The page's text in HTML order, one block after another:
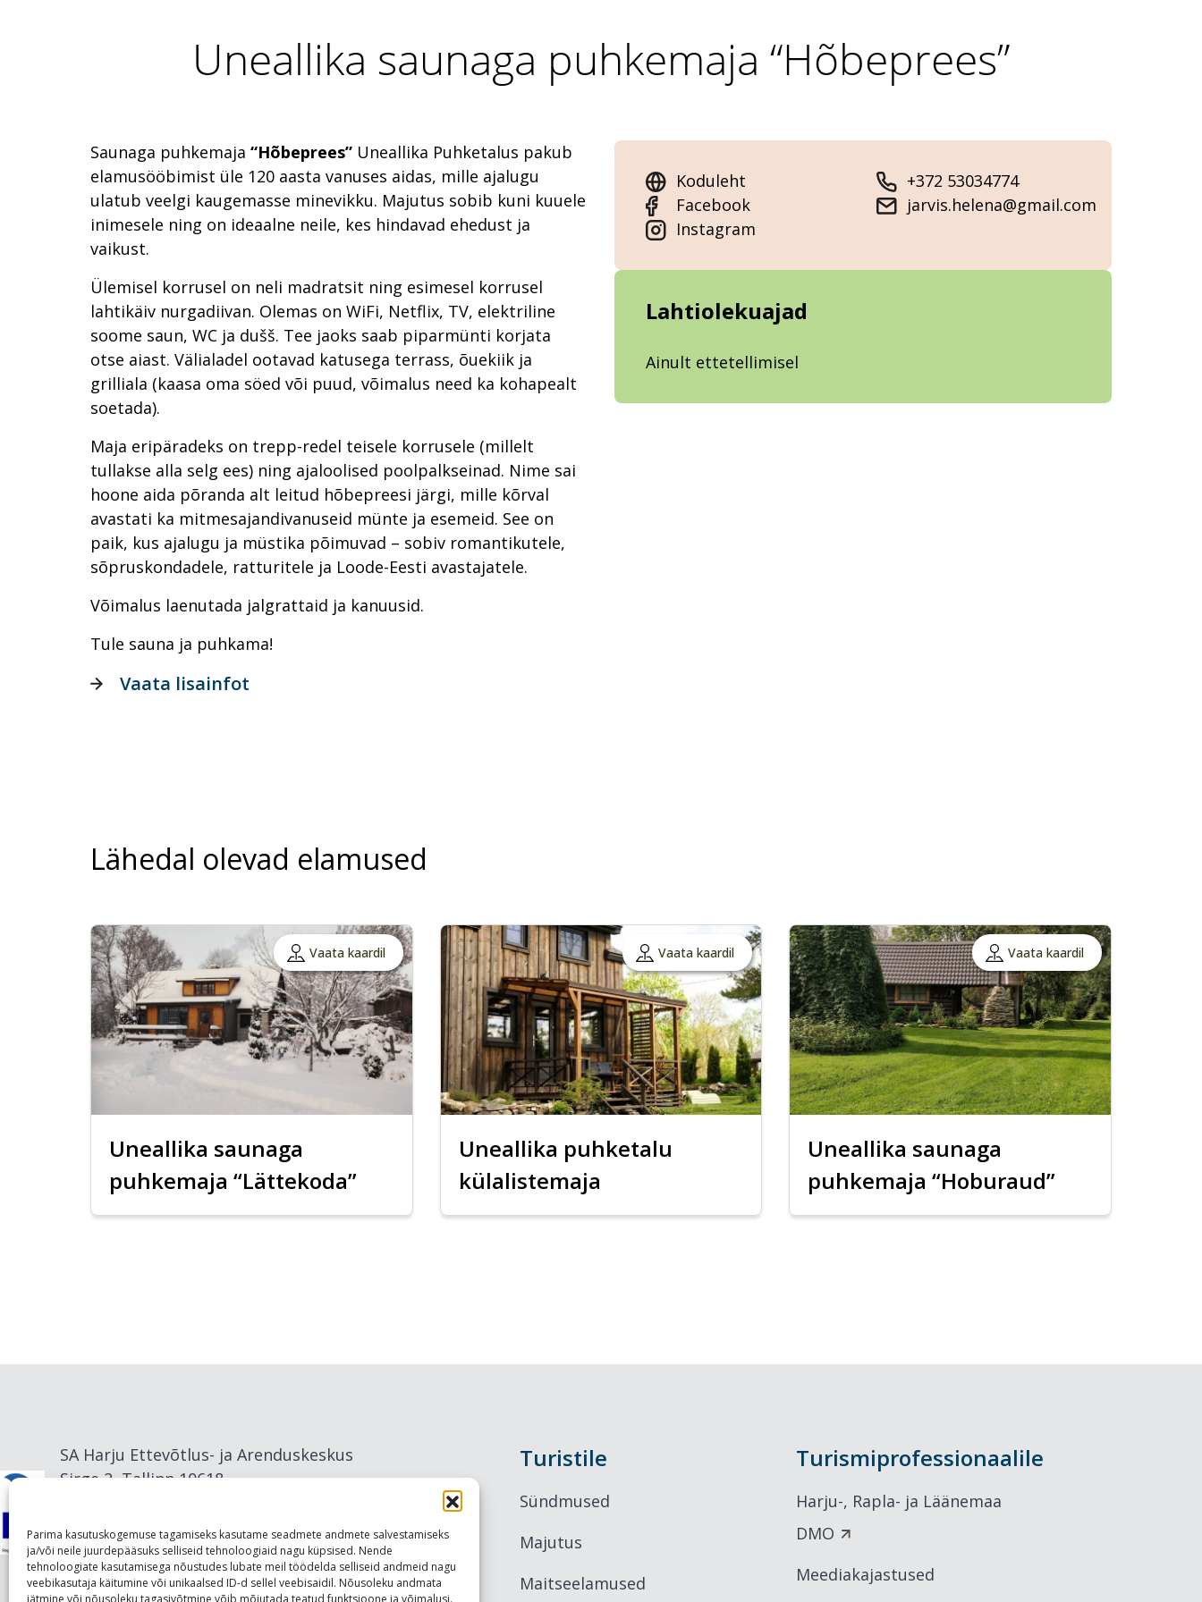
Parima kasutuskogemuse tagamiseks kasutame seadmete andmete salvestamiseks
ja/või neile juurdepääsuks selliseid tehnoloogiaid nagu küpsised. Nende
tehnoloogiate kasutamisega nõustudes lubate meil töödelda selliseid andmeid nagu
veebikasutaja käitumine või unikaalsed ID-d sellel veebisaidil. Nõusoleku andmata
jätmine või nõusoleku tagasivõtmine võib mõjutada teatud funktsioone ja võimalusi.
Uneallika saunaga puhkemaja “Hõbeprees”
Saunaga puhkemaja “Hõbeprees” Uneallika Puhketalus pakub
elamusööbimist üle 120 aasta vanuses aidas, mille ajalugu
ulatub veelgi kaugemasse minevikku. Majutus sobib kuni kuuele
inimesele ning on ideaalne neile, kes hindavad ehedust ja
vaikust.
Ülemisel korrusel on neli madratsit ning esimesel korrusel
lahtikäiv nurgadiivan. Olemas on WiFi, Netflix, TV, elektriline
soome saun, WC ja dušš. Tee jaoks saab piparmünti korjata
otse aiast. Välialadel ootavad katusega terrass, õuekiik ja
grilliala (kaasa oma söed või puud, võimalus need ka kohapealt
soetada).
Maja eripäradeks on trepp-redel teisele korrusele (millelt
tullakse alla selg ees) ning ajaloolised poolpalkseinad. Nime sai
hoone aida põranda alt leitud hõbepreesi järgi, mille kõrval
avastati ka mitmesajandivanuseid münte ja esemeid. See on
paik, kus ajalugu ja müstika põimuvad – sobiv romantikutele,
sõpruskondadele, ratturitele ja Loode-Eesti avastajatele.
Võimalus laenutada jalgrattaid ja kanuusid.
Tule sauna ja puhkama!
Koduleht
Facebook
Instagram
+372 53034774
jarvis.helena@gmail.com
Lahtiolekuajad
Ainult ettetellimisel
Vaata lisainfot
Lähedal olevad elamused
Vaata kaardil
Uneallika saunaga
puhkemaja “Lättekoda”
Vaata kaardil
Uneallika puhketalu
külalistemaja
Vaata kaardil
Uneallika saunaga
puhkemaja “Hoburaud”
SA Harju Ettevõtlus- ja Arenduskeskus
Sirge 2, Tallinn 10618
Turistile
Sündmused
Majutus
Maitseelamused
Turismiprofessionaalile
Harju-, Rapla- ja Läänemaa
DMO
Meediakajastused